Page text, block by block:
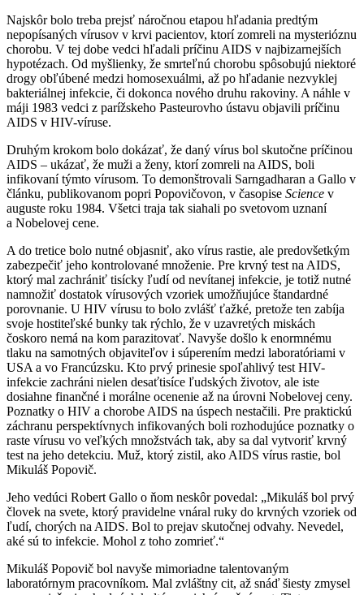
Najskôr bolo treba prejsť náročnou etapou hľadania predtým
nepopísaných vírusov v krvi pacientov, ktorí zomreli na mysterióznu
chorobu. V tej dobe vedci hľadali príčinu AIDS v najbizarnejších
hypotézach. Od myšlienky, že smrteľnú chorobu spôsobujú niektoré
drogy obľúbené medzi homosexuálmi, až po hľadanie nezvyklej
bakteriálnej infekcie, či dokonca nového druhu rakoviny. A náhle v
máji 1983 vedci z parížskeho Pasteurovho ústavu objavili príčinu
AIDS v HIV-víruse.
Druhým krokom bolo dokázať, že daný vírus bol skutočne príčinou
AIDS – ukázať, že muži a ženy, ktorí zomreli na AIDS, boli
infikovaní týmto vírusom. To demonštrovali Sarngadharan a Gallo v
článku, publikovanom popri Popovičovon, v časopise Science v
auguste roku 1984. Všetci traja tak siahali po svetovom uznaní
a Nobelovej cene.
A do tretice bolo nutné objasniť, ako vírus rastie, ale predovšetkým
zabezpečiť jeho kontrolované množenie. Pre krvný test na AIDS,
ktorý mal zachrániť tisícky ľudí od nevítanej infekcie, je totiž nutné
namnožiť dostatok vírusových vzoriek umožňujúce štandardné
porovnanie. U HIV vírusu to bolo zvlášť ťažké, pretože ten zabíja
svoje hostiteľské bunky tak rýchlo, že v uzavretých miskách
čoskoro nemá na kom parazitovať. Navyše došlo k enormnému
tlaku na samotných objaviteľov i súperením medzi laboratóriami v
USA a vo Francúzsku. Kto prvý prinesie spoľahlivý test HIV-
infekcie zachráni nielen desaťtisíce ľudských životov, ale iste
dosiahne finančné i morálne ocenenie až na úrovni Nobelovej ceny.
Poznatky o HIV a chorobe AIDS na úspech nestačili. Pre praktickú
záchranu perspektívnych infikovaných boli rozhodujúce poznatky o
raste vírusu vo veľkých množstvách tak, aby sa dal vytvoriť krvný
test na jeho detekciu. Muž, ktorý zistil, ako AIDS vírus rastie, bol
Mikuláš Popovič.
Jeho vedúci Robert Gallo o ňom neskôr povedal: „Mikuláš bol prvý
človek na svete, ktorý pravidelne vnáral ruky do krvných vzoriek od
ľudí, chorých na AIDS. Bol to prejav skutočnej odvahy. Nevedel,
aké sú to infekcie. Mohol z toho zomrieť.“
Mikuláš Popovič bol navyše mimoriadne talentovaným
laboratórnym pracovníkom. Mal zvláštny cit, až snáď šiesty zmysel